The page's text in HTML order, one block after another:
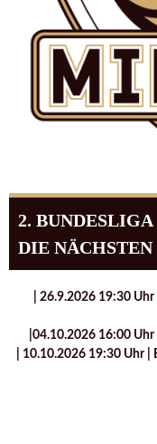
2. BUNDESLIGA
DIE
| 26.9.2026 19:30
|04.10.2026 16:00 Uhr
| 10.10.2026 19:30 Uhr |